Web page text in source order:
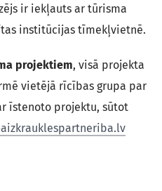
ir iekļauts ar tūrisma
institūcijas tīmekļvietnē.
projektiem, visā projekta
vietējā rīcības grupa par
īstenoto projektu, sūtot